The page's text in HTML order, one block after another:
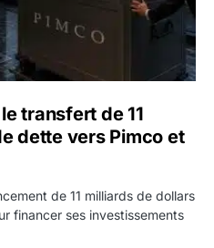
transfert de 11
dette vers Pimco et
de 11 milliards de dollars
financer ses investissements